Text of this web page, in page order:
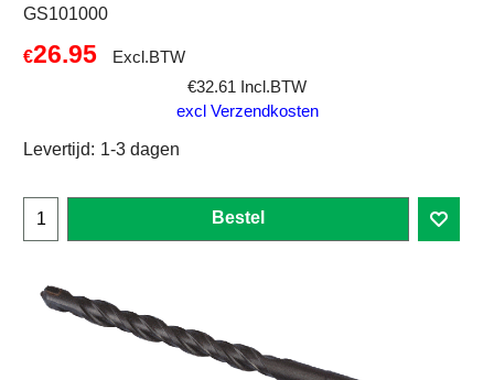
GS101000
€26.95
Excl.BTW
€32.61
Incl.BTW
excl Verzendkosten
Levertijd: 1-3 dagen
Bestel